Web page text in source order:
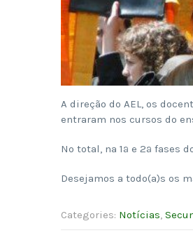
A direção do AEL, os
entraram nos cursos do
No total, na 1ª e 2ª fases
Desejamos a todo(a)s os
Categories: Notícias,